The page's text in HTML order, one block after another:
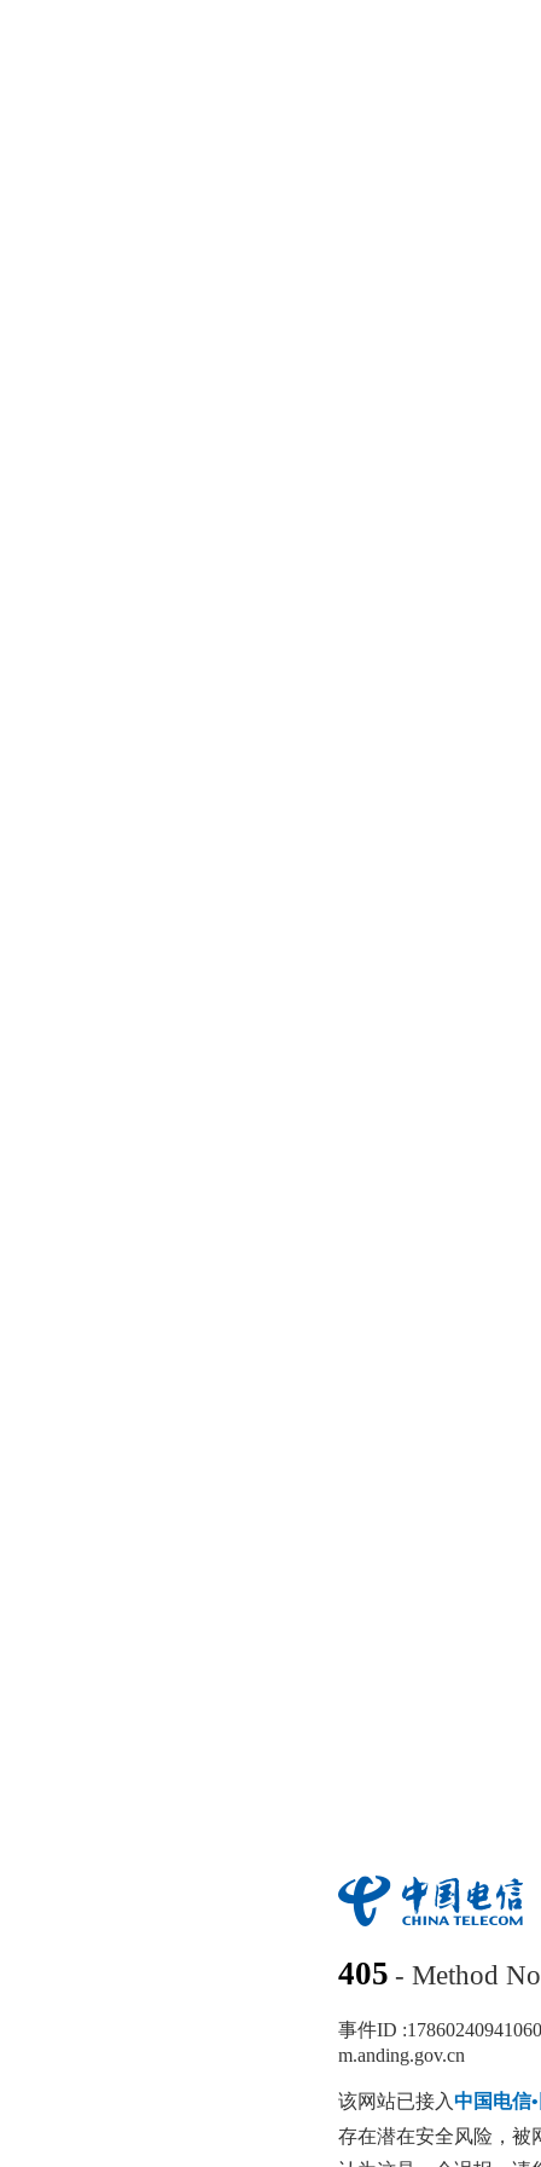
405 - Method
事件ID :
m.anding.gov.cn
该网站已接入中国电信
存在潜在安全风险，被